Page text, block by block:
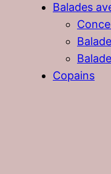
Balades
Copains